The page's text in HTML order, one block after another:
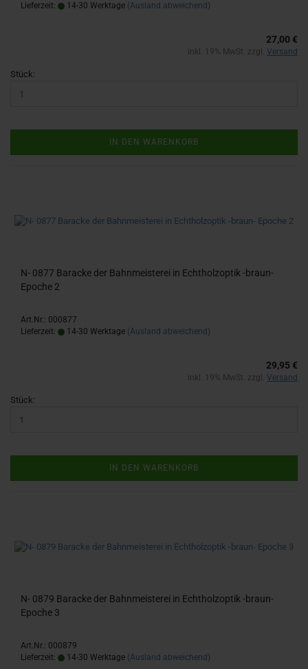
Lieferzeit:
14-30 Werktage (Ausland abweichend)
27,00 €
inkl. 19% MwSt. zzgl. Versand
Stück:
IN DEN WARENKORB
N- 0877 Ba­ra­cke der Bahn­meis­te­rei in Echt­holz­op­tik -​braun-​
Epo­che 2
Art.Nr.: 000877
Lieferzeit:
14-30 Werktage (Ausland abweichend)
29,95 €
inkl. 19% MwSt. zzgl. Versand
Stück:
IN DEN WARENKORB
N- 0879 Ba­ra­cke der Bahn­meis­te­rei in Echt­holz­op­tik -​braun-​
Epo­che 3
Art.Nr.: 000879
Lieferzeit:
14-30 Werktage (Ausland abweichend)